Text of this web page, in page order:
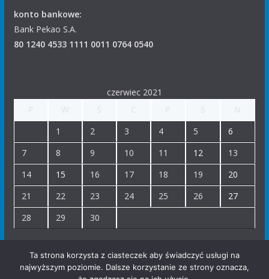
konto bankowe:
Bank Pekao S.A.
80 1240 4533 1111 0011 0764 0540
czerwiec 2021
1
2 3 4 5
6
7
8 9 10 11 12
13
14
15 16 17 18 19
20
21
22 23 24 25 26
27
28
29 30
Ta strona korzysta z ciasteczek aby świadczyć usługi na
najwyższym poziomie. Dalsze korzystanie ze strony oznacza,